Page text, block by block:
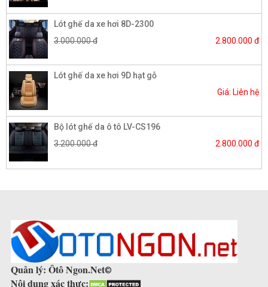
Lót ghế da xe hơi 8D-2300
3.000.000 đ
2.800.000 đ
Lót ghế da xe hơi 9D hạt gỗ
Giá: Liên hệ
Bộ lót ghế da ô tô LV-CS196
3.200.000 đ
2.800.000 đ
Quản lý: Ôtô Ngon.Net©
Nội dung xác thực: